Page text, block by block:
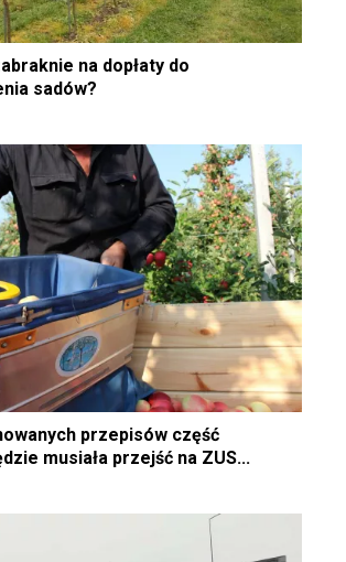
na dopłaty do
sadów?
przepisów część
musiała przejść na ZUS...